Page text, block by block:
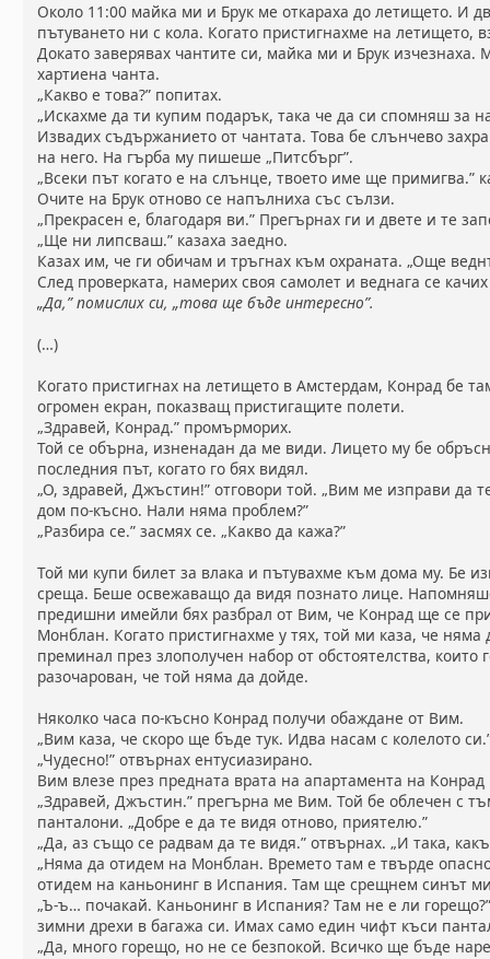
Около 11:00 майка ми и Брук ме откараха до летището. И
пътуването ни с кола. Когато пристигнахме на летището,
Докато заверявах чантите си, майка ми и Брук
хартиена чанта.
„Какво е това?” попитах.
„Искахме да ти купим подарък, така че да си спомняш за
Извадих съдържанието от чантата. Това бе слънчево
на него. На гърба му пишеше „Питсбърг”.
„Всеки път когато е на слънце, твоето име ще примигва.”
Очите на Брук отново се напълниха със сълзи.
„Прекрасен е, благодаря ви.” Прегърнах ги и двете и те
„Ще ни липсваш.” казаха заедно.
Казах им, че ги обичам и тръгнах към охраната. „Още
След проверката, намерих своя самолет и веднага се
„Да,” помислих си, „това ще бъде интересно”.
(…)
Когато пристигнах на летището в Амстердам, Конрад бе
огромен екран, показващ пристигащите полети.
„Здравей, Конрад.” промърморих.
Той се обърна, изненадан да ме види. Лицето му бе
последния път, когато го бях видял.
„О, здравей, Джъстин!” отговори той. „Вим ме изправи да
дом по-късно. Нали няма проблем?”
„Разбира се.” засмях се. „Какво да кажа?”
Той ми купи билет за влака и пътувахме към дома му. Бе
среща. Беше освежаващо да видя познато лице.
предишни имейли бях разбрал от Вим, че Конрад ще се
Монблан. Когато пристигнахме у тях, той ми каза, че няма
преминал през злополучен набор от обстоятелства, които
разочарован, че той няма да дойде.
Няколко часа по-късно Конрад получи обаждане от Вим.
„Вим каза, че скоро ще бъде тук. Идва насам с колелото
„Чудесно!” отвърнах ентусиазирано.
Вим влезе през предната врата на апартамента на
„Здравей, Джъстин.” прегърна ме Вим. Той бе облечен с
панталони. „Добре е да те видя отново, приятелю.”
„Да, аз също се радвам да те видя.” отвърнах. „И така,
„Няма да отидем на Монблан. Времето там е твърде
отидем на каньонинг в Испания. Там ще срещнем синът
„Ъ-ъ… почакай. Каньонинг в Испания? Там не е ли
зимни дрехи в багажа си. Имах само един чифт къси
„Да, много горещо, но не се безпокой. Всичко ще бъде